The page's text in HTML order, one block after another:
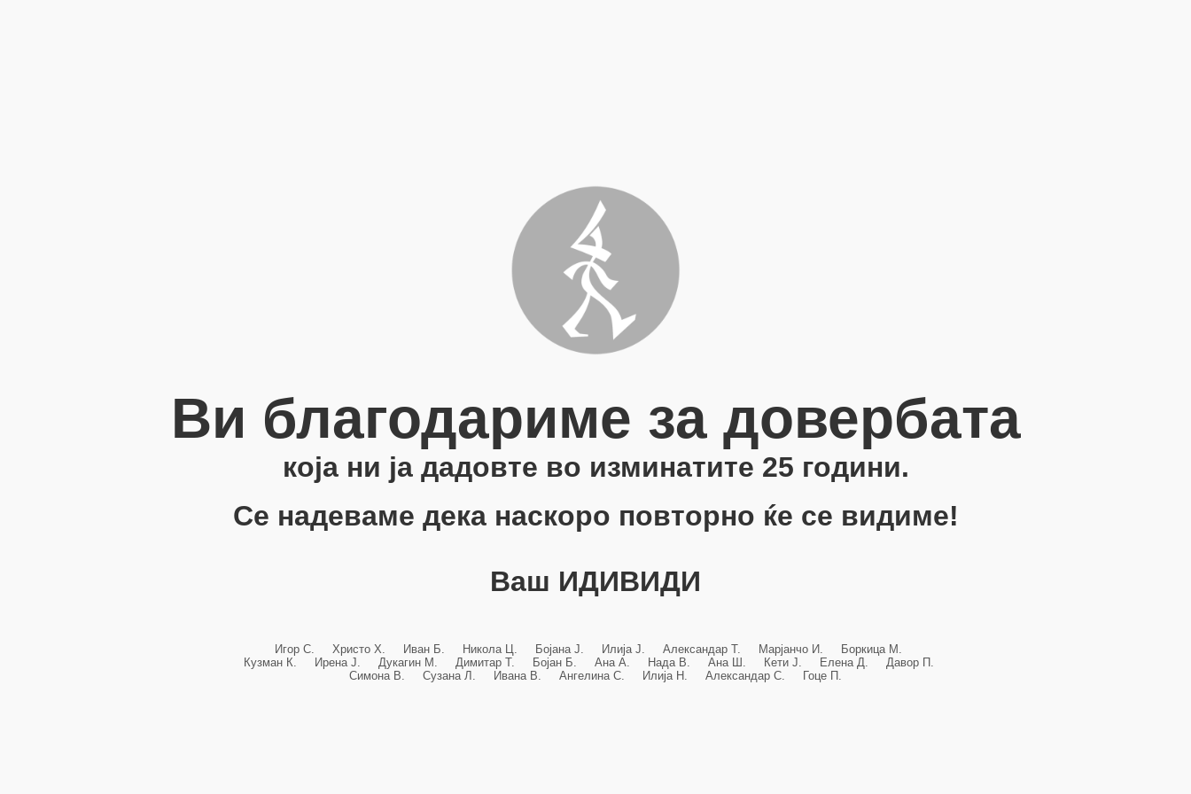
Ви благодариме за довербата
која ни ја дадовте во изминатите 25 години.
Се надеваме дека наскоро повторно ќе се видиме!
Ваш ИДИВИДИ
Игор С. Христо Х. Иван Б. Никола Ц. Бојана Ј. Илија Ј. Александар Т. Марјанчо И. Боркица М.
Кузман К. Ирена Ј. Дукагин М. Димитар Т. Бојан Б. Ана А. Нада В. Ана Ш. Кети Ј. Елена Д. Давор П.
Симона В. Сузана Л. Ивана В. Ангелина С. Илија Н. Александар С. Гоце П.